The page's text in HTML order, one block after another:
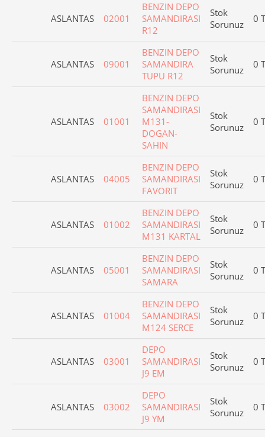
ASLANTAS 02001
BENZIN DEPO
SAMANDIRASI
R12
Stok
Sorunuz
0
ASLANTAS 09001
BENZIN DEPO
SAMANDIRA
TUPU R12
Stok
Sorunuz
0
ASLANTAS 01001
BENZIN DEPO
SAMANDIRASI
M131-
DOGAN-
SAHIN
Stok
Sorunuz
0
ASLANTAS 04005
BENZIN DEPO
SAMANDIRASI
FAVORIT
Stok
Sorunuz
0
ASLANTAS 01002
BENZIN DEPO
SAMANDIRASI
M131 KARTAL
Stok
Sorunuz
0
ASLANTAS 05001
BENZIN DEPO
SAMANDIRASI
SAMARA
Stok
Sorunuz
0
ASLANTAS 01004
BENZIN DEPO
SAMANDIRASI
M124 SERCE
Stok
Sorunuz
0
ASLANTAS 03001
DEPO
SAMANDIRASI
J9 EM
Stok
Sorunuz
0
ASLANTAS 03002
DEPO
SAMANDIRASI
J9 YM
Stok
Sorunuz
0